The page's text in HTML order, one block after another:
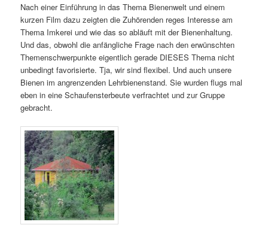
Nach einer Einführung in das Thema Bienenwelt und einem
kurzen Film dazu zeigten die Zuhörenden reges Interesse am
Thema Imkerei und wie das so abläuft mit der Bienenhaltung.
Und das, obwohl die anfängliche Frage nach den erwünschten
Themenschwerpunkte eigentlich gerade DIESES Thema nicht
unbedingt favorisierte. Tja, wir sind flexibel. Und auch unsere
Bienen im angrenzenden Lehrbienenstand. Sie wurden flugs mal
eben in eine Schaufensterbeute verfrachtet und zur Gruppe
gebracht.